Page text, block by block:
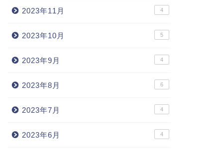
2023年11月 4
2023年10月 5
2023年9月 4
2023年8月 6
2023年7月 4
2023年6月 4